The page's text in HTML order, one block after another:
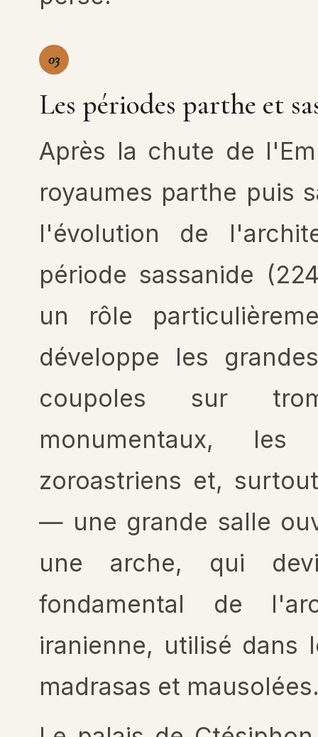
03
Les périodes parthe et
Après la chute de
royaumes parthe puis
l'évolution de
période sassanide
un rôle
développe les
coupoles sur
monumentaux,
zoroastriens et,
— une grande salle
une arche, qui
fondamental de
iranienne, utilisé dans
madrasas et